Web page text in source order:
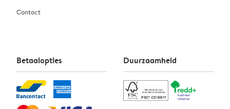
Contact
Betaalopties Duurzaamheid